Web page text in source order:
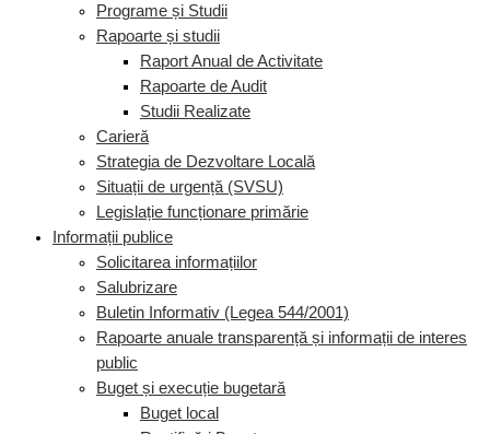
Programe și Studii
Rapoarte și studii
Raport Anual de Activitate
Rapoarte de Audit
Studii Realizate
Carieră
Strategia de Dezvoltare Locală
Situații de urgență (SVSU)
Legislație funcționare primărie
Informații publice
Solicitarea informațiilor
Salubrizare
Buletin Informativ (Legea 544/2001)
Rapoarte anuale transparență și informații de interes
public
Buget și execuție bugetară
Buget local